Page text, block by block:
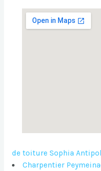
de toiture Sophia
Charpentier